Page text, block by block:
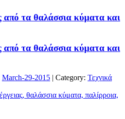
από τα θαλάσσια κύματα και
από τα θαλάσσια κύματα και
March-29-2015 | Category: Τεχνικά
θαλάσσια κύματα, παλίρροια,